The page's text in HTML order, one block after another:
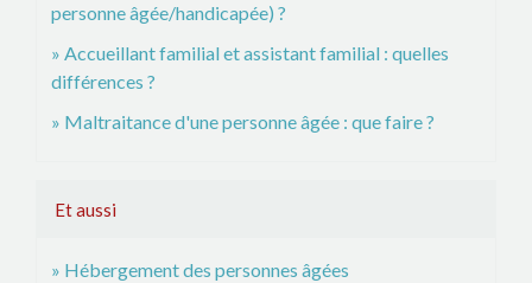
personne âgée/handicapée) ?
Accueillant familial et assistant familial : quelles
différences ?
Maltraitance d'une personne âgée : que faire ?
Et aussi
Hébergement des personnes âgées